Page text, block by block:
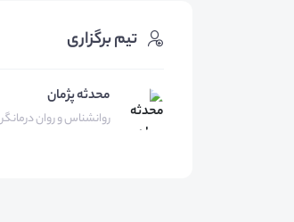
تیم برگزاری
محدثه پژمان
روانشناس و روان درمانگر